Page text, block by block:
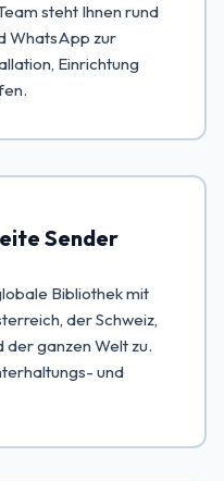
steht Ihnen rund
WhatsApp zur
Einrichtung
Sender
Bibliothek mit
der Schweiz,
der ganzen Welt zu.
und